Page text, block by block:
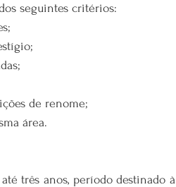
seguintes critérios:
de renome;
área.
três anos, período destinado à